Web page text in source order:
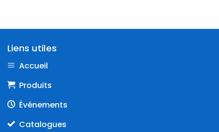
Liens utiles
Accueil
Produits
Événements
Catalogues